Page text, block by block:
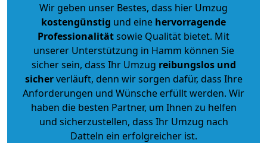
Wir geben unser Bestes, dass hier Umzug
kostengünstig und eine hervorragende
Professionalitätsowie Qualität bietet. Mit
unserer Unterstützung in Hamm können Sie
sicher sein, dass Ihr Umzug reibungslos und
sicherverläuft, denn wir sorgen dafür, dass Ihre
Anforderungen und Wünsche erfüllt werden. Wir
haben die besten Partner, um Ihnen zu helfen
und sicherzustellen, dass Ihr Umzug nach
Datteln ein erfolgreicher ist.